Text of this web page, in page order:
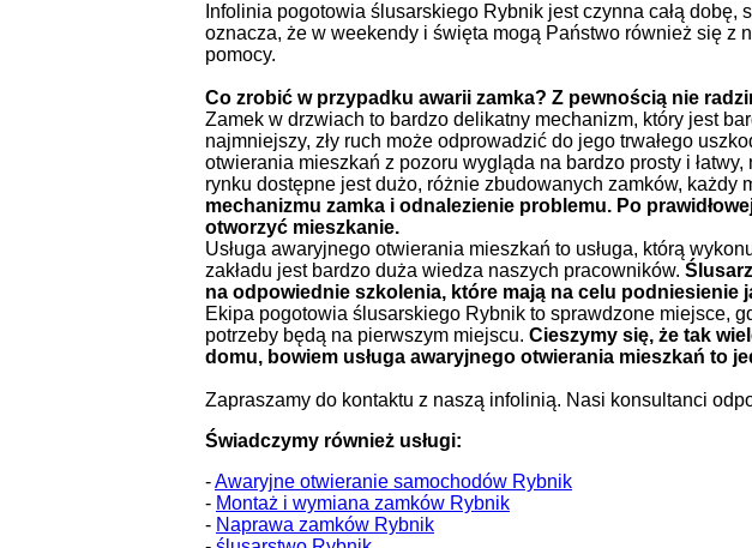
Infolinia pogotowia ślusarskiego Rybnik jest czynna całą dobę,
oznacza, że w weekendy i święta mogą Państwo również się z
pomocy.
Co zrobić w przypadku awarii zamka? Z pewnością nie
Zamek w drzwiach to bardzo delikatny mechanizm, który jest
najmniejszy, zły ruch może odprowadzić do jego trwałego
otwierania mieszkań z pozoru wygląda na bardzo prosty i
rynku dostępne jest dużo, różnie zbudowanych zamków, każdy
mechanizmu zamka i odnalezienie problemu. Po
otworzyć mieszkanie.
Usługa awaryjnego otwierania mieszkań to usługa, którą
zakładu jest bardzo duża wiedza naszych pracowników.
na odpowiednie szkolenia, które mają na celu podniesienie
Ekipa pogotowia ślusarskiego Rybnik to sprawdzone miejsce,
potrzeby będą na pierwszym miejscu. Cieszymy się, że tak
domu, bowiem usługa awaryjnego otwierania mieszkań to
Zapraszamy do kontaktu z naszą infolinią. Nasi konsultanci
Świadczymy również usługi:
-Awaryjne otwieranie samochodów Rybnik
- Montaż i wymiana zamków Rybnik
- Naprawa zamków Rybnik